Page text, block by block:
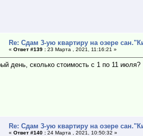
Re: Сдам 3-ую квартиру на озере
« Ответ #139 :23 Марта , 2021, 11:16:21 »
день, сколько стоимость с 1 по 11 июля?
Re: Сдам 3-ую квартиру на озере
« Ответ #140 :24 Марта , 2021, 10:50:32 »